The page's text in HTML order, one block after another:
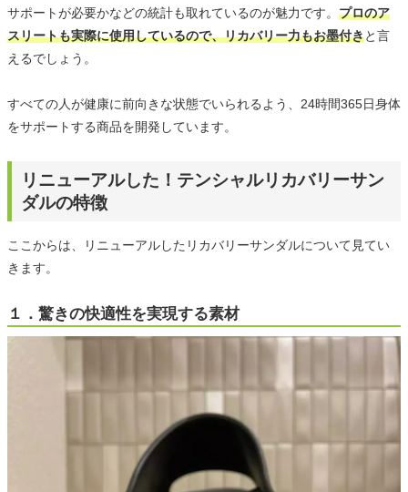
サポートが必要かなどの統計も取れているのが魅力です。 プロのア
スリートも実際に使用しているので、リカバリー力もお墨付きと言
えるでしょう。
すべての人が健康に前向きな状態でいられるよう、24時間365日身体
をサポートする商品を開発しています。
リニューアルした！テンシャルリカバリーサン
ダルの特徴
ここからは、リニューアルしたリカバリーサンダルについて見てい
きます。
１．驚きの快適性を実現する素材